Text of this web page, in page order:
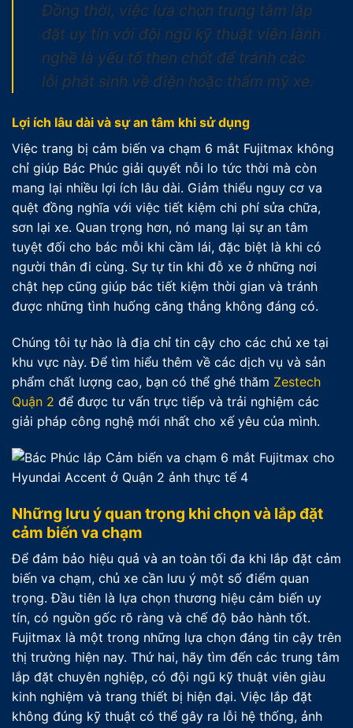
Đồng thời, việc lựa chọn trung tâm lắp
đặt uy tín với đội ngũ kỹ thuật viên lành
nghề là yếu tố then chốt để tránh các
lỗi phát sinh về điện hoặc thẩm mỹ xe.
Lợi ích lâu dài và sự an tâm khi sử dụng
Việc trang bị cảm biến va chạm 6 mắt Fujitmax không
chỉ giúp Bác Phúc giải quyết nỗi lo tức thời mà còn
mang lại nhiều lợi ích lâu dài. Giảm thiểu nguy cơ va
quệt đồng nghĩa với việc tiết kiệm chi phí sửa chữa,
sơn lại xe. Quan trọng hơn, nó mang lại sự an tâm
tuyệt đối cho bác mỗi khi cầm lái, đặc biệt là khi có
người thân đi cùng. Sự tự tin khi đỗ xe ở những nơi
chật hẹp cũng giúp bác tiết kiệm thời gian và tránh
được những tình huống căng thẳng không đáng có.
Chúng tôi tự hào là địa chỉ tin cậy cho các chủ xe tại
khu vực này. Để tìm hiểu thêm về các dịch vụ và sản
phẩm chất lượng cao, bạn có thể ghé thăm Zestech
Quận 2 để được tư vấn trực tiếp và trải nghiệm các
giải pháp công nghệ mới nhất cho xế yêu của mình.
Những lưu ý quan trọng khi chọn và lắp đặt
cảm biến va chạm
Để đảm bảo hiệu quả và an toàn tối đa khi lắp đặt cảm
biến va chạm, chủ xe cần lưu ý một số điểm quan
trọng. Đầu tiên là lựa chọn thương hiệu cảm biến uy
tín, có nguồn gốc rõ ràng và chế độ bảo hành tốt.
Fujitmax là một trong những lựa chọn đáng tin cậy trên
thị trường hiện nay. Thứ hai, hãy tìm đến các trung tâm
lắp đặt chuyên nghiệp, có đội ngũ kỹ thuật viên giàu
kinh nghiệm và trang thiết bị hiện đại. Việc lắp đặt
không đúng kỹ thuật có thể gây ra lỗi hệ thống, ảnh